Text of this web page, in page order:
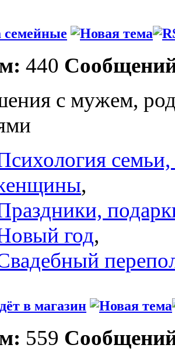
семейные
440
с мужем,
,
год,
в магазин
559